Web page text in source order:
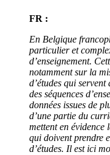
FR :
En Belgique
particulier et
d’enseignement.
notamment sur la
d’études qui
des séquences
données issues de
d’une partie du
mettent en évidence
qui doivent prendre
d’études. Il est ici